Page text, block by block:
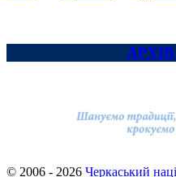
© 2006 - 2026 Черкаський